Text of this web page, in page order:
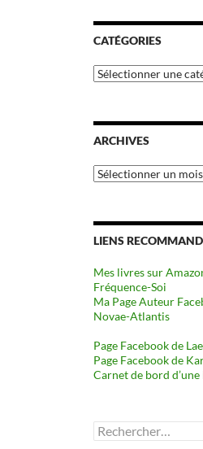
CATÉGORIES
Catégories
ARCHIVES
Archives
LIENS
Mes livres sur
Fréquence-Soi
Ma Page Auteur
Novae-Atlantis
Page Facebook de
Page Facebook de
Carnet de bord
Rechercher :